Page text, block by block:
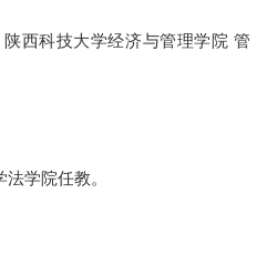
西科技大学经济与管理学院 管
学院任教。